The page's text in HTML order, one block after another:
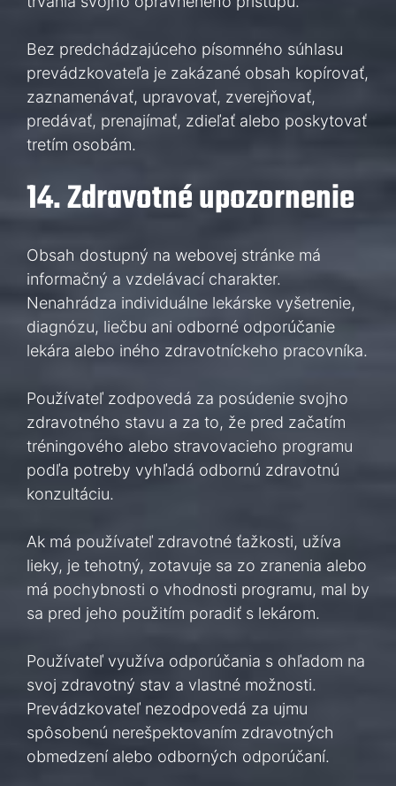
Bez predchádzajúceho písomného súhlasu
prevádzkovateľa je zakázané obsah kopírovať,
zaznamenávať, upravovať, zverejňovať,
predávať, prenajímať, zdieľať alebo poskytovať
tretím osobám.
14. Zdravotné upozornenie
Obsah dostupný na webovej stránke má
informačný a vzdelávací charakter.
Nenahrádza individuálne lekárske vyšetrenie,
diagnózu, liečbu ani odborné odporúčanie
lekára alebo iného zdravotníckeho pracovníka.
Používateľ zodpovedá za posúdenie svojho
zdravotného stavu a za to, že pred začatím
tréningového alebo stravovacieho programu
podľa potreby vyhľadá odbornú zdravotnú
konzultáciu.
Ak má používateľ zdravotné ťažkosti, užíva
lieky, je tehotný, zotavuje sa zo zranenia alebo
má pochybnosti o vhodnosti programu, mal by
sa pred jeho použitím poradiť s lekárom.
Používateľ využíva odporúčania s ohľadom na
svoj zdravotný stav a vlastné možnosti.
Prevádzkovateľ nezodpovedá za ujmu
spôsobenú nerešpektovaním zdravotných
obmedzení alebo odborných odporúčaní.